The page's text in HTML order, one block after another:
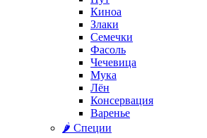
Киноа
Злаки
Семечки
Фасоль
Чечевица
Мука
Лён
Консервация
Варенье
🌶️ Специи